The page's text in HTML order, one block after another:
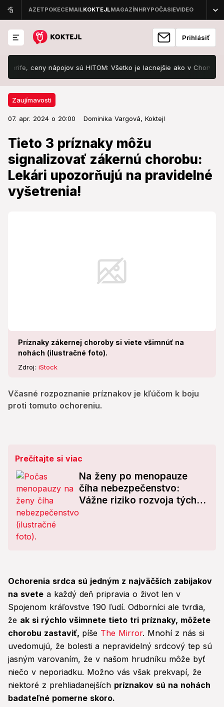
Prihlásiť
nápojov sú HITOM: Všetko je lacnejšie ako v Chorvátsku!
Zaujímavosti
07. apr. 2024 o 20:00 Dominika Vargová, Koktejl
Tieto 3 príznaky môžu
signalizovať zákernú chorobu:
Lekári upozorňujú na pravidelné
vyšetrenia!
Príznaky zákernej choroby si viete všimnúť na
nohách (ilustračné foto).
Zdroj: iStock
Včasné rozpoznanie príznakov je kľúčom k boju
proti tomuto ochoreniu.
Zaujímavosti
Tieto 3 príznaky môžu
signalizovať zákernú chorobu:
Lekári upozorňujú na pravidelné
vyšetrenia!
Včasné rozpoznanie príznakov je kľúčom k boju proti
tomuto ochoreniu.
Prečítajte si viac
Na ženy po menopauze
číha nebezpečenstvo:
Vážne riziko rozvoja týchto
Ochorenia srdca sú jedným z najväčších zabijakov
na svete a každý deň pripravia o život len v
Spojenom kráľovstve 190 ľudí. Odborníci ale tvrdia,
že ak si rýchlo všimnete tieto tri príznaky, môžete
chorobu zastaviť, píše The Mirror. Mnohí z nás si
uvedomujú, že bolesti a nepravidelný srdcový tep sú
jasným varovaním, že v našom hrudníku môže byť
niečo v neporiadku. Možno vás však prekvapí, že
niektoré z prehliadanejších príznakov sú na nohách
badateľné pomerne skoro.